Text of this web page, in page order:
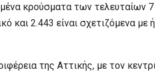
κρούσματα των τελευταίων
και 2.443 είναι σχετιζόμενα με
της Αττικής, με τον